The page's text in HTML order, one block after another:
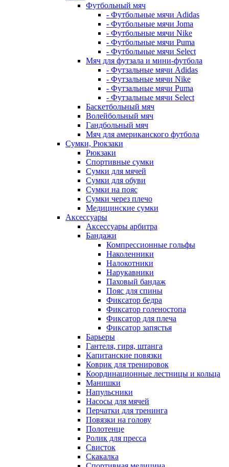
Футбольный мяч
- Футбольные мячи Adidas
- Футбольные мячи Joma
- Футбольные мячи Nike
- Футбольные мячи Puma
- Футбольные мячи Select
Мяч для футзала и мини-футбола
- Футзальные мячи Adidas
- Футзальные мячи Nike
- Футзальные мячи Puma
- Футзальные мячи Select
Баскетбольный мяч
Волейбольный мяч
Гандбольный мяч
Мяч для американского футбола
Сумки, Рюкзаки
Рюкзаки
Спортивные сумки
Сумки для мячей
Сумки для обуви
Сумки на пояс
Сумки через плечо
Медицинские сумки
Аксессуары
Аксессуары арбитра
Бандажи
Компрессионные гольфы
Наколенники
Налокотники
Нарукавники
Паховый бандаж
Пояс для спины
Фиксатор бедра
Фиксатор голеностопа
Фиксатор для плеча
Фиксатор запястья
Барьеры
Гантеля, гиря, штанга
Капитанские повязки
Коврик для тренировок
Координационные лестницы и кольца
Манишки
Напульсники
Насосы для мячей
Перчатки для тренинга
Повязки на голову
Полотенце
Ролик для пресса
Свисток
Скакалка